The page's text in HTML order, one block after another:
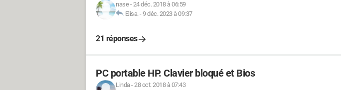
nase-24 déc. 2018 à 06:59
Elisa.-9 déc. 2023 à 09:37
21 réponses
PC portable HP. Clavier bloqué et Bios
Linda-28 oct. 2018 à 07:43